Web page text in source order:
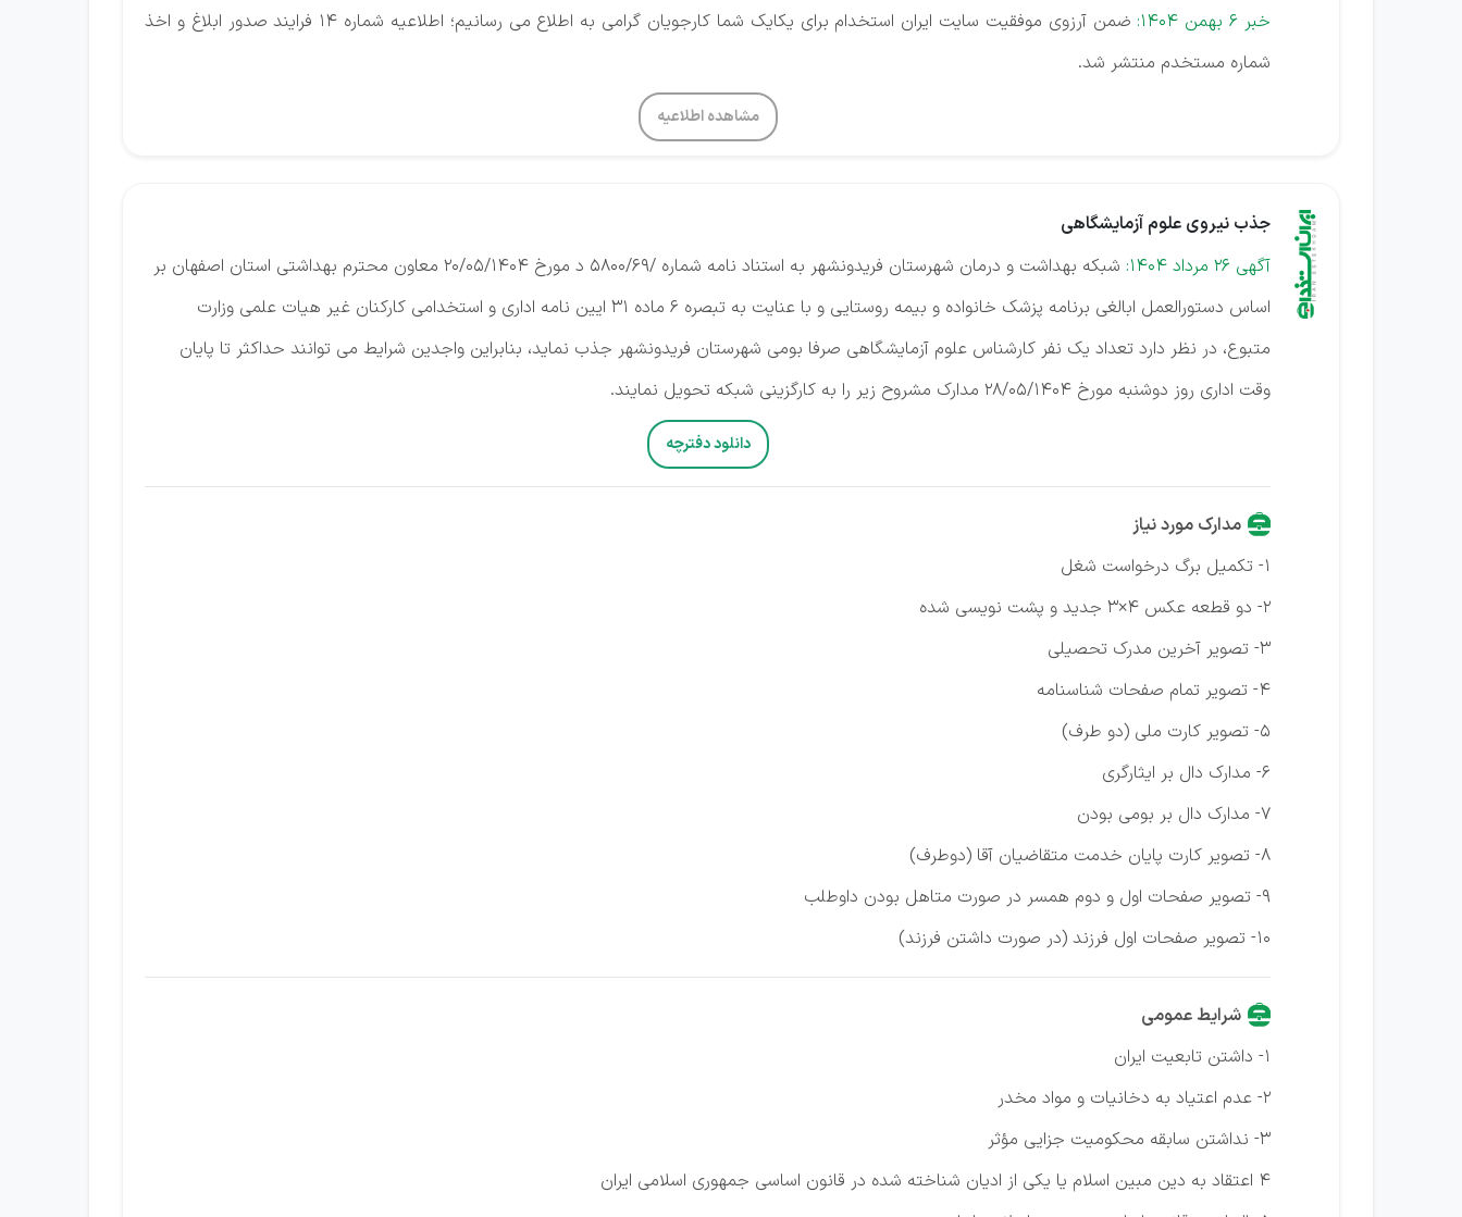
خبر 6 بهمن 1404:
ضمن آرزوی موفقیت سایت ایران استخدام برای یکایک شما کارجویان گرامی به اطلاع می رسانیم؛ اطلاعیه شماره 14 فرایند صدور ابلاغ و اخذ
شماره مستخدم منتشر شد.
مشاهده اطلاعیه
جذب نیروی علوم آزمایشگاهی
آگهی 26 مرداد 1404:
شبکه بهداشت و درمان شهرستان فریدونشهر به استناد نامه شماره /۵۸۰۰/۶۹ د مورخ ۲۰/۰۵/۱۴۰۴ معاون محترم بهداشتی استان اصفهان بر
اساس دستورالعمل ابالغی برنامه پزشک خانواده و بیمه روستایی و با عنایت به تبصره ۶ ماده ۳۱ ایین نامه اداری و استخدامی کارکنان غیر هیات علمی وزارت
متبوع، در نظر دارد تعداد یک نفر کارشناس علوم آزمایشگاهی صرفا بومی شهرستان فریدونشهر جذب نماید، بنابراین واجدین شرایط می توانند حداکثر تا پایان
وقت اداری روز دوشنبه مورخ ۲۸/۰۵/۱۴۰۴ مدارک مشروح زیر را به کارگزینی شبکه تحویل نمایند.
دانلود دفترچه
مدارک مورد نیاز
۱- تکمیل برگ درخواست شغل
۲- دو قطعه عکس ۴×۳ جدید و پشت نویسی شده
۳- تصویر آخرین مدرک تحصیلی
۴- تصویر تمام صفحات شناسنامه
۵- تصویر کارت ملی (دو طرف)
۶- مدارک دال بر ایثارگری
7- مدارک دال بر بومی بودن
۸- تصویر کارت پایان خدمت متقاضیان آقا (دوطرف)
۹- تصویر صفحات اول و دوم همسر در صورت متاهل بودن داوطلب
۱۰- تصویر صفحات اول فرزند (در صورت داشتن فرزند)
شرایط عمومی
1- داشتن تابعیت ایران
۲- عدم اعتیاد به دخانیات و مواد مخدر
۳- نداشتن سابقه محکومیت جزایی مؤثر
۴ اعتقاد به دین مبین اسلام یا یکی از ادیان شناخته شده در قانون اساسی جمهوری اسلامی ایران